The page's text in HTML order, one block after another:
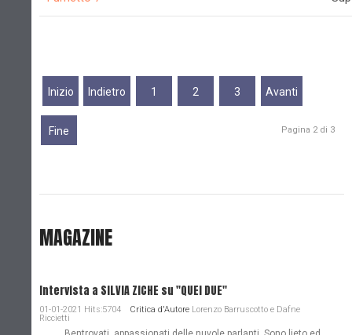
Inizio Indietro 1 2 3 Avanti
Fine Pagina 2 di 3
MAGAZINE
Intervista a SILVIA ZICHE su "QUEI DUE"
01-01-2021 Hits:5704 Critica d'Autore Lorenzo Barruscotto e Dafne
Riccietti